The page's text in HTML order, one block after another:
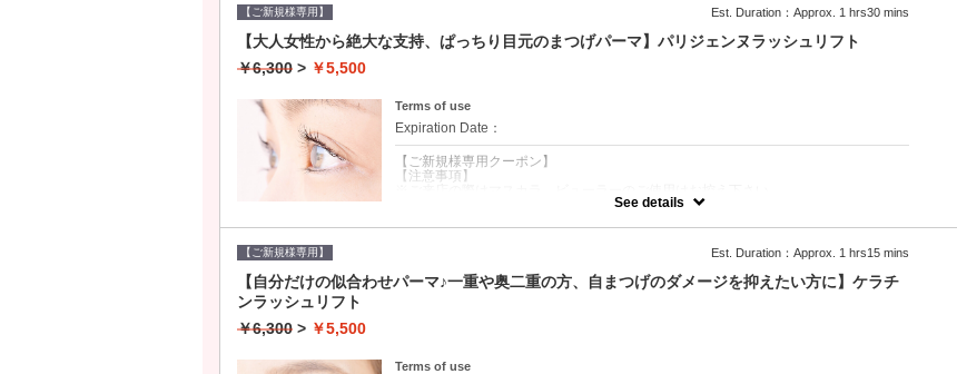
【ご新規様専用】 Est. Duration：Approx. 1 hrs30 mins
【大人女性から絶大な支持、ぱっちり目元のまつげパーマ】パリジェンヌラッシュリフト
￥6,300 > ￥5,500
Terms of use
Expiration Date：
【ご新規様専用クーポン】
【注意事項】
※ご予約時間から5分以上遅れるとご希望の本数が付けられない場合がございます。
■今やまつげパーマの代名詞とも言えるメニューの地位を確立。
■以下に当てはまる方は、ケラチンラッシュリフトもご検討下さい♪
See details
【ご新規様専用】 Est. Duration：Approx. 1 hrs15 mins
【自分だけの似合わせパーマ♪一重や奥二重の方、自まつげのダメージを抑えたい方に】ケラチ
ンラッシュリフト
￥6,300 > ￥5,500
Terms of use